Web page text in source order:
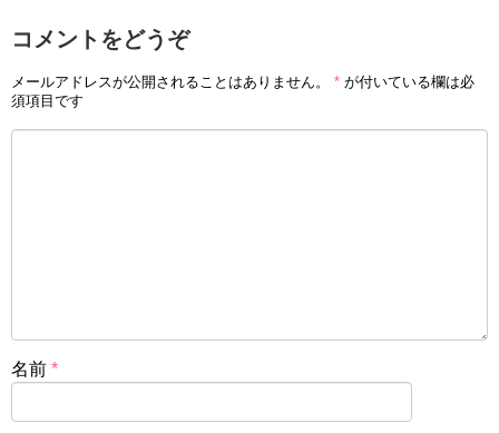
コメントをどうぞ
メールアドレスが公開されることはありません。 * が付いている欄は必
須項目です
名前 *